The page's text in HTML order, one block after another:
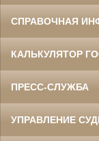
СПРАВОЧНАЯ
КАЛЬКУЛЯТОР
ПРЕСС-СЛУЖБА
УПРАВЛЕНИЕ